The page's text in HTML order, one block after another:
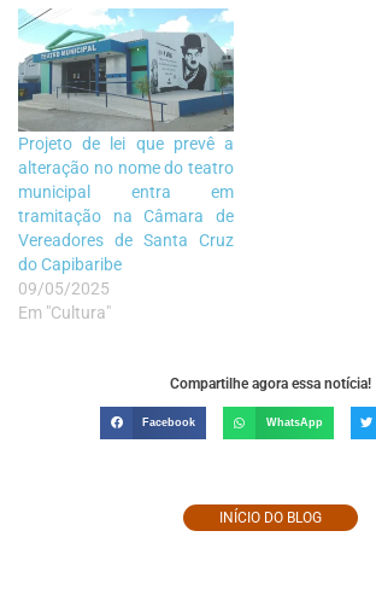
Projeto de lei que prevê a
alteração no nome do teatro
municipal entra em
tramitação na Câmara de
Vereadores de Santa Cruz
do Capibaribe
09/05/2025
Em "Cultura"
Compartilhe agora essa notícia!
Facebook WhatsApp
INÍCIO DO BLOG